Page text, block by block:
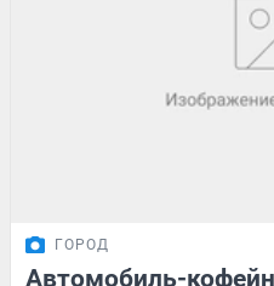
ГОРОД
Автомобиль-